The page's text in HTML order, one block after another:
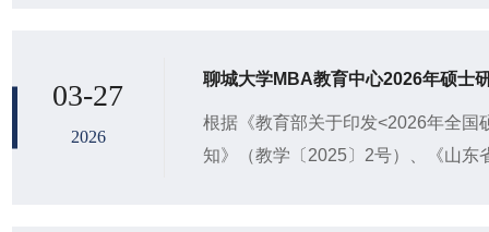
03-27
2026
聊城大学MBA教育中心2026年硕士
根据《教育部关于印发<2026年全国
知》（教学〔2025〕2号）、《山东